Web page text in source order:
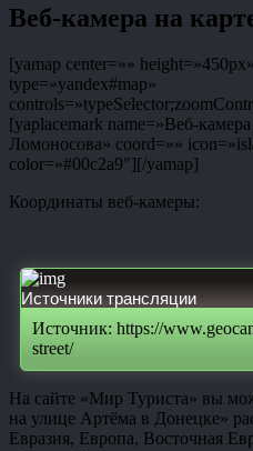
Веб-камера на
[yamap center=»»
type=»yandex#map»
[yaplacemark name=»Веб-
Ломоносова» coord=»»
color=»#00c2a9″][/yamap]
Координаты веб-камеры:
Источники трансляции
Источник: https://
street/
На сайте «Мир Туриста» вы
на улице Артёма в Донецке»
Евразия, Европа, Восточная